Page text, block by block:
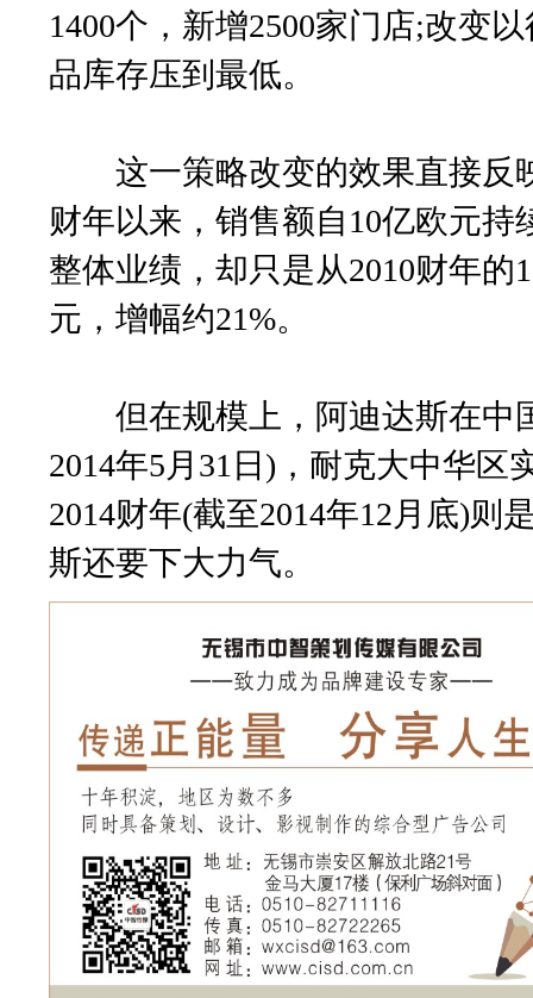
1400个，新增2500家门店;改变
品库存压到最低。
这一策略改变的效果直接反
财年以来，销售额自10亿欧元
整体业绩，却只是从2010财年的
元，增幅约21%。
但在规模上，阿迪达斯在中
2014年5月31日)，耐克大中华区
2014财年(截至2014年12月底)则
斯还要下大力气。